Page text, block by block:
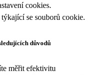
cookies.
týkající se souborů cookie.
důvodů
měřit efektivitu